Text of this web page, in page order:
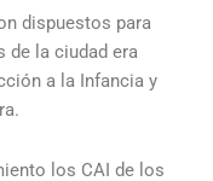
dispuestos para
de la ciudad era
a la Infancia y
los CAI de los